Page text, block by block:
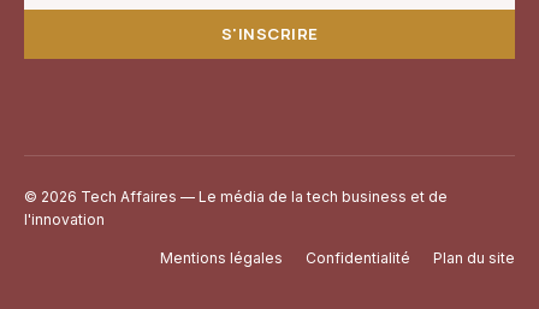
S'INSCRIRE
© 2026 Tech Affaires — Le média de la tech business et de
l'innovation
Mentions légales Confidentialité Plan du site